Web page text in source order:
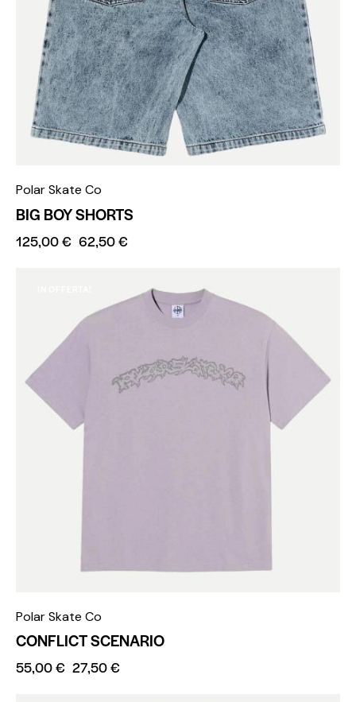
Polar Skate Co
BIG BOY SHORTS
125,00€ 62,50€
Polar Skate Co
CONFLICT SCENARIO
55,00€ 27,50€